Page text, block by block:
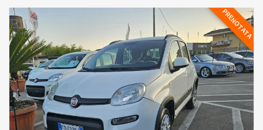
PRENOTATA